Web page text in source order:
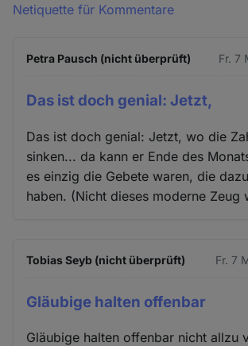
Netiquette für Kommentare
Petra Pausch (nicht überprüft) Fr. 7
Das ist doch genial: Jetzt,
Das ist doch genial: Jetzt, wo die
sinken... da kann er Ende des
es einzig die Gebete waren, die
haben. (Nicht dieses moderne Zeug
Tobias Seyb (nicht überprüft) Fr. 7
Gläubige halten offenbar
Gläubige halten offenbar nicht allzu